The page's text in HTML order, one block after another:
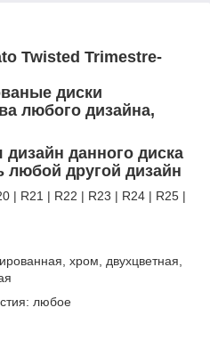
Twisted Trimestre-
диски
любого дизайна,
данного диска
другой дизайн
| R21 | R22 | R23 | R24 | R25 |
хром, двухцветная,
любое